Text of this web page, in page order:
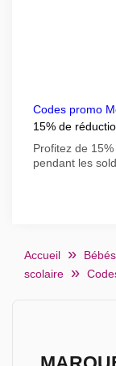
Codes promo
15% de
Profitez de
pendant les
Accueil
scolaire